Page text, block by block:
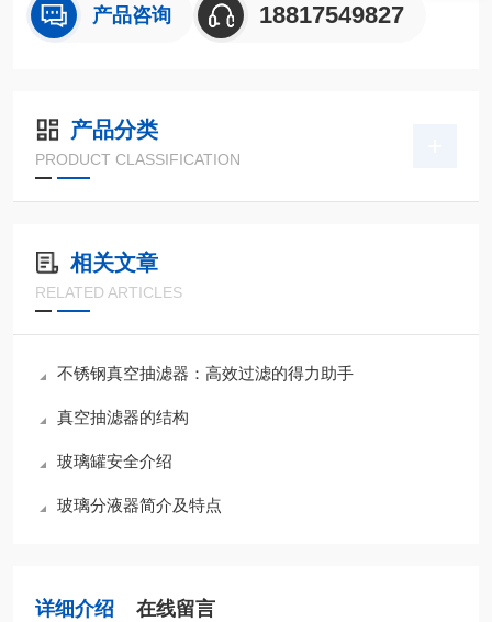
产品咨询 18817549827
产品分类
PRODUCT CLASSIFICATION
相关文章
RELATED ARTICLES
不锈钢真空抽滤器：高效过滤的得力助手
真空抽滤器的结构
玻璃罐安全介绍
玻璃分液器简介及特点
详细介绍 在线留言